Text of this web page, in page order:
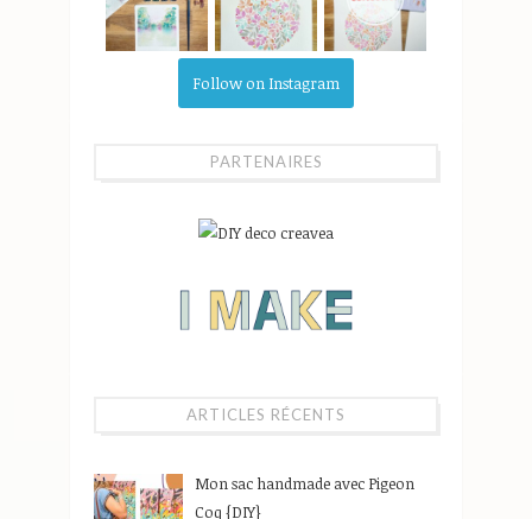
Follow on Instagram
PARTENAIRES
ARTICLES RÉCENTS
Mon sac handmade avec Pigeon
Coq {DIY}